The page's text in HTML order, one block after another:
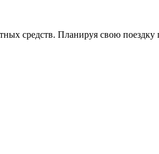
средств. Планируя свою поездку